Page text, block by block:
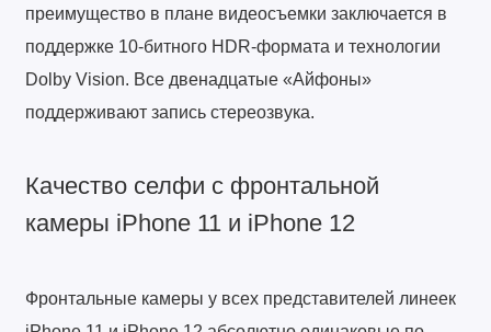
преимущество в плане видеосъемки заключается в
поддержке 10-битного HDR-формата и технологии
Dolby Vision. Все двенадцатые «Айфоны»
поддерживают запись стереозвука.
Качество селфи с фронтальной
камеры iPhone 11 и iPhone 12
Фронтальные камеры у всех представителей линеек